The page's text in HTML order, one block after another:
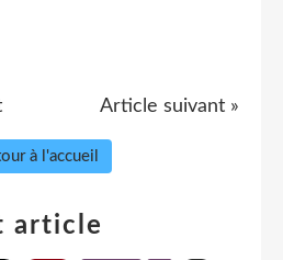
Article suivant »
à l'accueil
article